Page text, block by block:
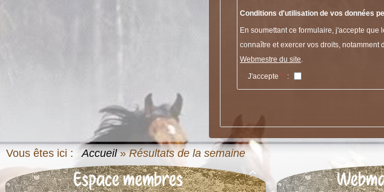
Conditions d'utilisation de vos données
En soumettant ce formulaire, j'accepte
connaître et exercer vos droits,
Webmestre du site
J'accepte * :
Vous êtes ici : Accueil»Résultats de la semaine

Espace membres